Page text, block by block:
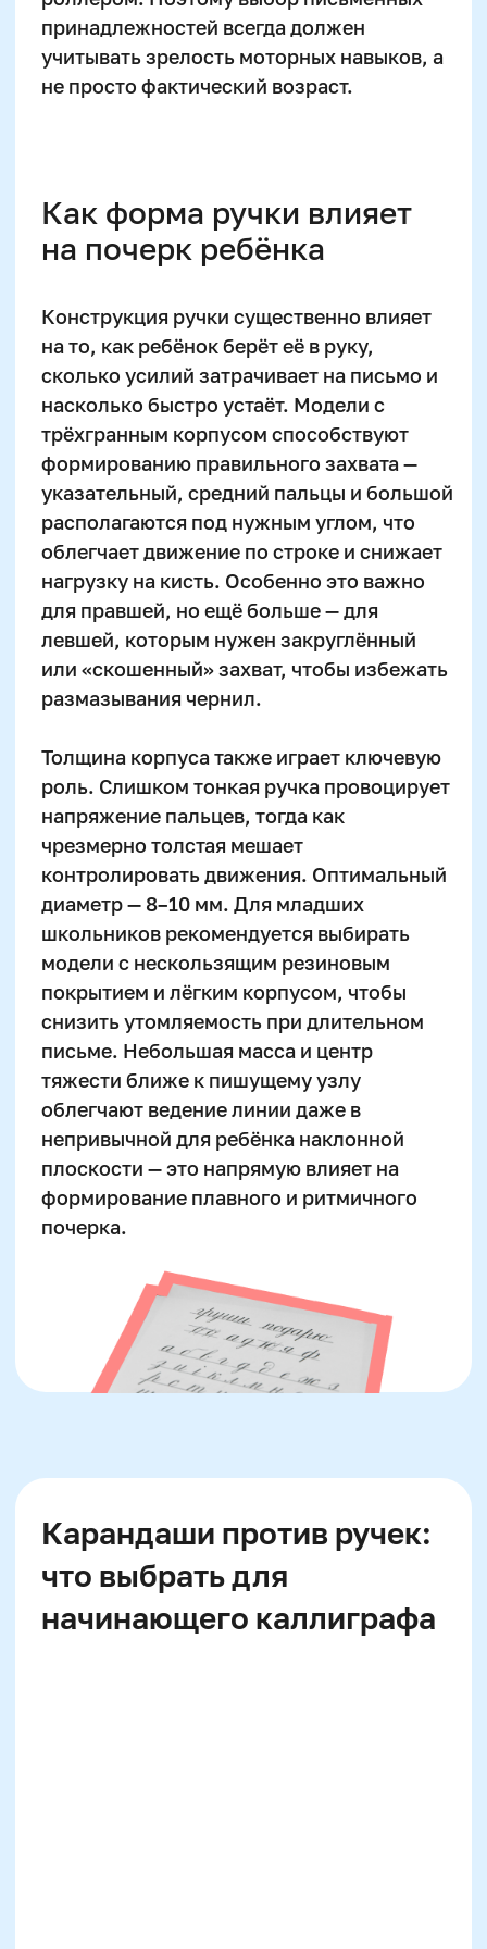
для правшей, но ещё больше — для
левшей, которым нужен закруглённый
или «скошенный» захват, чтобы избежать
размазывания чернил.
контролировать движения. Оптимальный
диаметр — 8–10 мм. Для младших
школьников рекомендуется выбирать
модели с нескользящим резиновым
снизить утомляемость при длительном
письме. Небольшая масса и центр
тяжести ближе к пишущему узлу
облегчают ведение линии даже в
непривычной для ребёнка наклонной
плоскости — это напрямую влияет на
формирование плавного и ритмичного
почерка.
Карандаши против ручек:
что выбрать для
быть сформирован устойчивый хват и
понимание нажимного письма.
Перьевые ручки позволяют варьировать
толщину линии при изменении силы
давления, что даёт визуальные
моторики и терпения.